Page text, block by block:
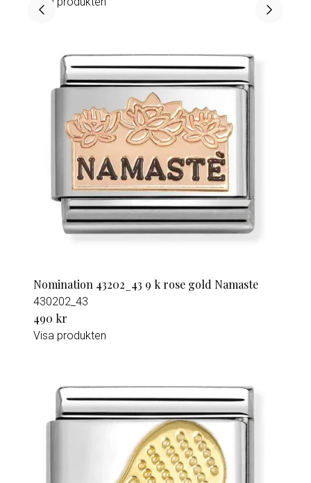
Nomination 43202_43 9 k rose gold Namaste
430202_43
490 kr
Visa produkten